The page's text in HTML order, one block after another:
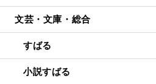
文芸・文庫・総合
すばる
小説すばる